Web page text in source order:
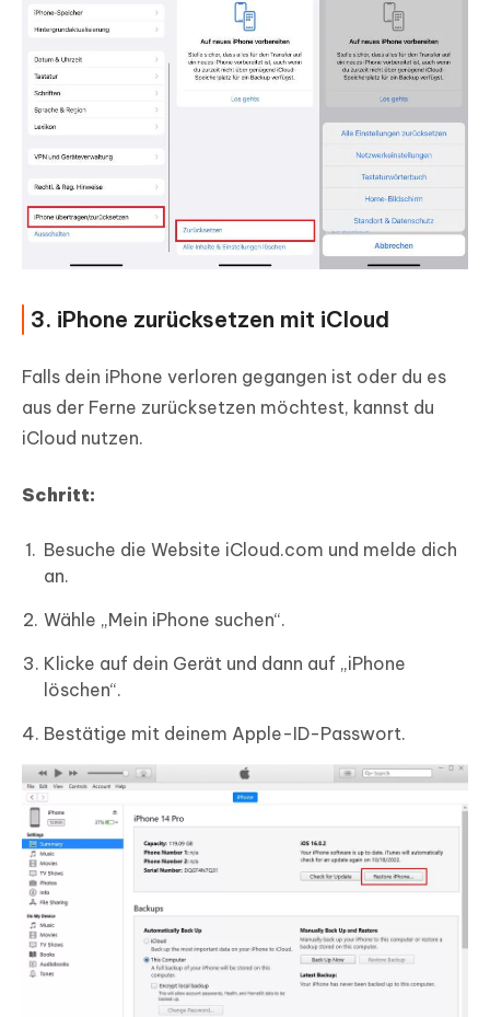
3. iPhone zurücksetzen mit iCloud
Falls dein iPhone verloren gegangen ist oder du es
aus der Ferne zurücksetzen möchtest, kannst du
iCloud nutzen.
Schritt:
Besuche die Website iCloud.com und melde dich
an.
Wähle „Mein iPhone suchen“.
Klicke auf dein Gerät und dann auf „iPhone
löschen“.
Bestätige mit deinem Apple-ID-Passwort.